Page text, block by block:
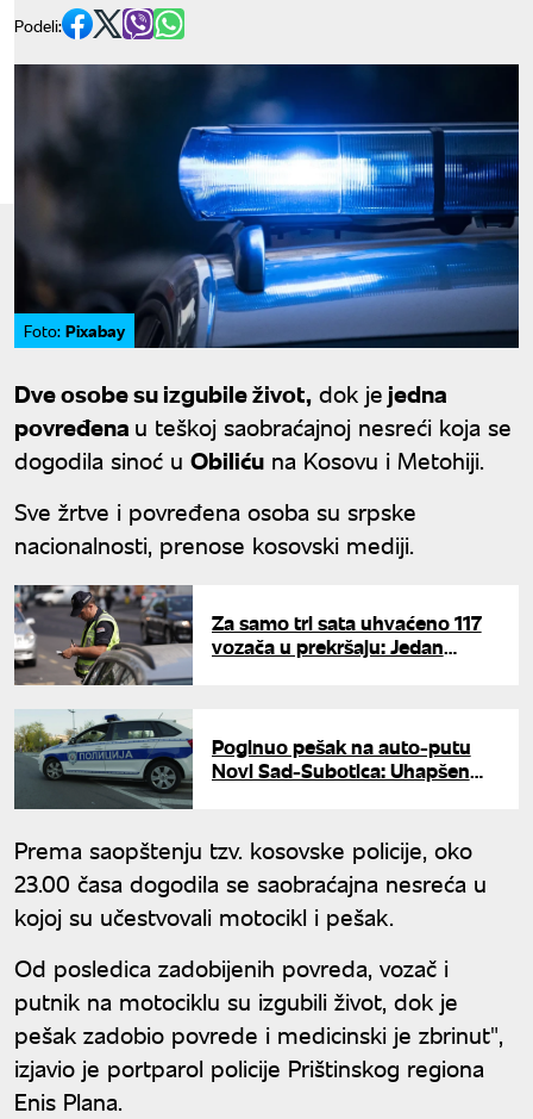
Podeli:
Foto: Pixabay
Dve osobe su izgubile život, dok je jedna
povređena u teškoj saobraćajnoj nesreći koja se
dogodila sinoć u Obiliću na Kosovu i Metohiji.
Sve žrtve i povređena osoba su srpske
nacionalnosti, prenose kosovski mediji.
Za samo tri sata uhvaćeno 117
vozača u prekršaju: Jedan
Poginuo pešak na auto-putu
Novi Sad-Subotica: Uhapšen
Prema saopštenju tzv. kosovske policije, oko
23.00 časa dogodila se saobraćajna nesreća u
kojoj su učestvovali motocikl i pešak.
Od posledica zadobijenih povreda, vozač i
putnik na motociklu su izgubili život, dok je
pešak zadobio povrede i medicinski je zbrinut",
izjavio je portparol policije Prištinskog regiona
Enis Plana.